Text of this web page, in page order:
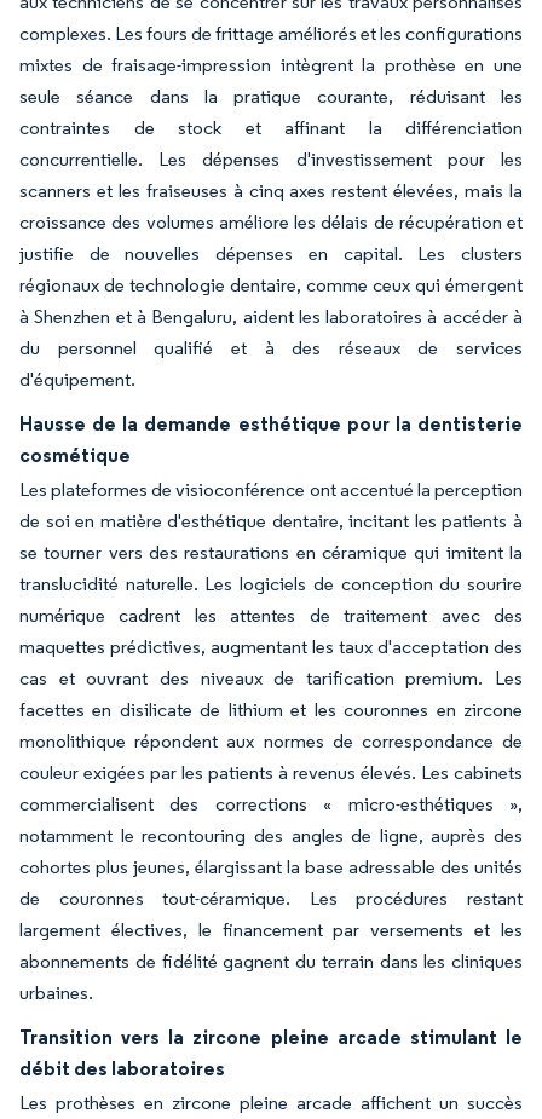
complexes. Les fours de frittage améliorés et les configurations
mixtes de fraisage-impression intègrent la prothèse en une
seule séance dans la pratique courante, réduisant les
contraintes de stock et affinant la différenciation
concurrentielle. Les dépenses d'investissement pour les
scanners et les fraiseuses à cinq axes restent élevées, mais la
croissance des volumes améliore les délais de récupération et
justifie de nouvelles dépenses en capital. Les clusters
régionaux de technologie dentaire, comme ceux qui émergent
à Shenzhen et à Bengaluru, aident les laboratoires à accéder à
du personnel qualifié et à des réseaux de services
d'équipement.
Hausse de la demande esthétique pour la dentisterie
cosmétique
Les plateformes de visioconférence ont accentué la perception
de soi en matière d'esthétique dentaire, incitant les patients à
se tourner vers des restaurations en céramique qui imitent la
translucidité naturelle. Les logiciels de conception du sourire
numérique cadrent les attentes de traitement avec des
maquettes prédictives, augmentant les taux d'acceptation des
cas et ouvrant des niveaux de tarification premium. Les
facettes en disilicate de lithium et les couronnes en zircone
monolithique répondent aux normes de correspondance de
couleur exigées par les patients à revenus élevés. Les cabinets
commercialisent des corrections « micro-esthétiques »,
notamment le recontouring des angles de ligne, auprès des
cohortes plus jeunes, élargissant la base adressable des unités
de couronnes tout-céramique. Les procédures restant
largement électives, le financement par versements et les
abonnements de fidélité gagnent du terrain dans les cliniques
urbaines.
Transition vers la zircone pleine arcade stimulant le
débit des laboratoires
Les prothèses en zircone pleine arcade affichent un succès